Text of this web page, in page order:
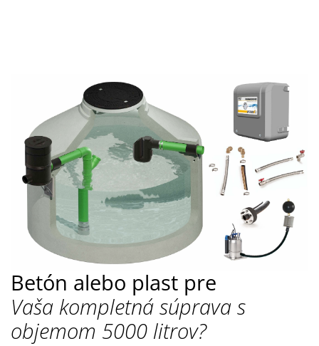
Betón alebo plast pre
Vaša kompletná súprava s
objemom 5000 litrov?